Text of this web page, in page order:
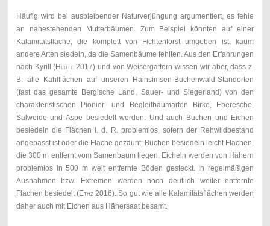
Häufig wird bei ausbleibender Naturverjüngung argumentiert, es fehle
an nahestehenden Mutterbäumen. Zum Beispiel könnten auf einer
Kalamitätsfläche, die komplett von Fichtenforst umgeben ist, kaum
andere Arten siedeln, da die Samenbäume fehlten. Aus den Erfahrungen
nach Kyrill (Heute 2017) und von Weisergattern wissen wir aber, dass z.
B. alle Kahlflächen auf unseren Hainsimsen-Buchenwald-Standorten
(fast das gesamte Bergische Land, Sauer- und Siegerland) von den
charakteristischen Pionier- und Begleitbaumarten Birke, Eberesche,
Salweide und Aspe besiedelt werden. Und auch Buchen und Eichen
besiedeln die Flächen i. d. R. problemlos, sofern der Rehwildbestand
angepasst ist oder die Fläche gezäunt: Buchen besiedeln leicht Flächen,
die 300 m entfernt vom Samenbaum liegen. Eicheln werden von Hähern
problemlos in 500 m weit entfernte Böden gesteckt. In regelmäßigen
Ausnahmen bzw. Extremen werden noch deutlich weiter entfernte
Flächen besiedelt (Ethz 2016). So gut wie alle Kalamitätsflächen werden
daher auch mit Eichen aus Hähersaat besamt.